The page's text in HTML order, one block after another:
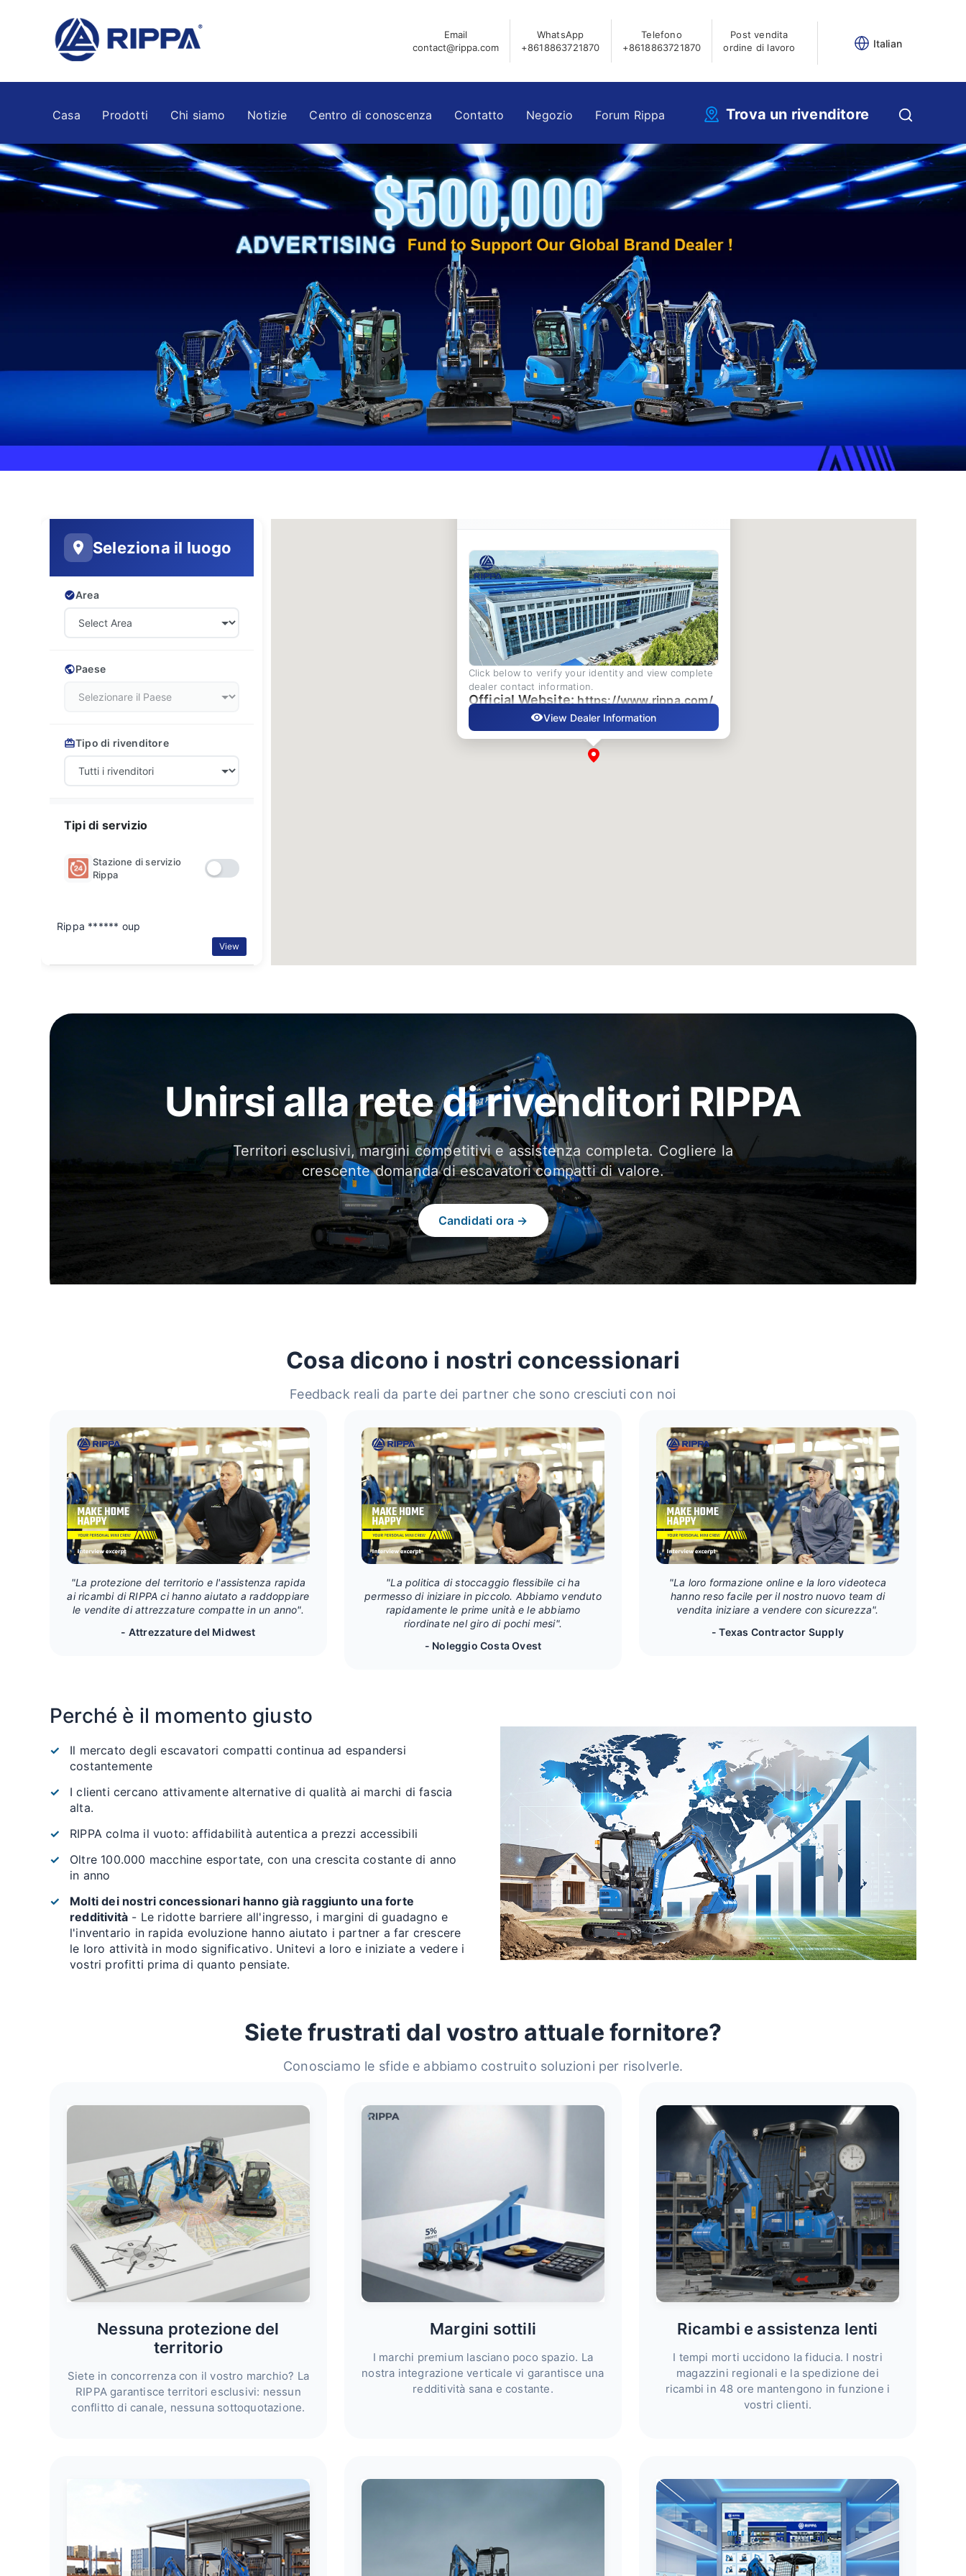
Email
contact@rippa.com
WhatsApp
+8618863721870
Telefono
+8618863721870
Post vendita
ordine di lavoro
Italian
Casa Prodotti Chi siamo Notizie Centro di conoscenza Contatto Negozio Forum Rippa Trova un rivenditore
Seleziona il luogo
Area
Paese
Tipo di rivenditore
Tipi di servizio
Stazione di servizio
Rippa
Rippa ****** oup
View
Rippa ****** oup
Click below to verify your identity and view complete
dealer contact information.
Official Website:https://www.rippa.com/
View Dealer Information
Unirsi alla rete di rivenditori RIPPA
Territori esclusivi, margini competitivi e assistenza completa. Cogliere la
crescente domanda di escavatori compatti di valore.
Candidati ora →
Cosa dicono i nostri concessionari
Feedback reali da parte dei partner che sono cresciuti con noi
"La protezione del territorio e l'assistenza rapida
ai ricambi di RIPPA ci hanno aiutato a raddoppiare
le vendite di attrezzature compatte in un anno".
- Attrezzature del Midwest
"La politica di stoccaggio flessibile ci ha
permesso di iniziare in piccolo. Abbiamo venduto
rapidamente le prime unità e le abbiamo
riordinate nel giro di pochi mesi".
- Noleggio Costa Ovest
"La loro formazione online e la loro videoteca
hanno reso facile per il nostro nuovo team di
vendita iniziare a vendere con sicurezza".
- Texas Contractor Supply
Perché è il momento giusto
Il mercato degli escavatori compatti continua ad espandersi
costantemente
I clienti cercano attivamente alternative di qualità ai marchi di fascia
alta.
RIPPA colma il vuoto: affidabilità autentica a prezzi accessibili
Oltre 100.000 macchine esportate, con una crescita costante di anno
in anno
Molti dei nostri concessionari hanno già raggiunto una forte
redditività - Le ridotte barriere all'ingresso, i margini di guadagno e
l'inventario in rapida evoluzione hanno aiutato i partner a far crescere
le loro attività in modo significativo. Unitevi a loro e iniziate a vedere i
vostri profitti prima di quanto pensiate.
Siete frustrati dal vostro attuale fornitore?
Conosciamo le sfide e abbiamo costruito soluzioni per risolverle.
Nessuna protezione del
territorio
Siete in concorrenza con il vostro marchio? La
RIPPA garantisce territori esclusivi: nessun
conflitto di canale, nessuna sottoquotazione.
Margini sottili
I marchi premium lasciano poco spazio. La
nostra integrazione verticale vi garantisce una
redditività sana e costante.
Ricambi e assistenza lenti
I tempi morti uccidono la fiducia. I nostri
magazzini regionali e la spedizione dei
ricambi in 48 ore mantengono in funzione i
vostri clienti.